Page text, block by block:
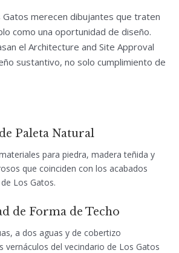
Gatos merecen dibujantes que traten
como una oportunidad de diseño.
el Architecture and Site Approval
sustantivo, no solo cumplimiento de
Paleta Natural
para piedra, madera teñida y
que coinciden con los acabados
Los Gatos.
de Forma de Techo
a dos aguas y de cobertizo
vernáculos del vecindario de Los Gatos